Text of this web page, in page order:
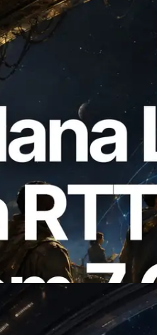
Leader Slot API
globalen
Information API